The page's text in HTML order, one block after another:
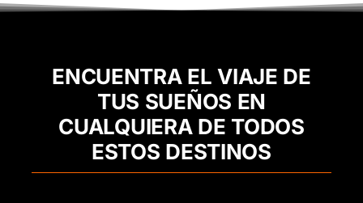
ENCUENTRA EL VIAJE DE
TUS SUEÑOS EN
CUALQUIERA DE TODOS
ESTOS DESTINOS